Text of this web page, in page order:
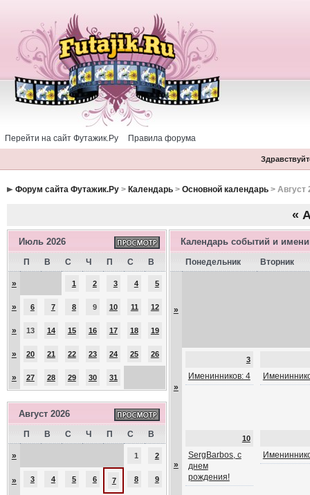
Перейти на сайт Футажик.Ру Правила форума
Форум сайта Футажик.Ру> Календарь> Основной календарь> Август
«
Июль 2026
П В С Ч П С В
» 1 2 3 4 5
» 6 7 8 9 10 11 12
» 13 14 15 16 17 18 19
» 20 21 22 23 24 25 26
» 27 28 29 30 31
Август 2026
П В С Ч П С В
» 1 2
» 3 4 5 6 7 8 9
Календарь событий и
Понедельник Вторник
»
»
3
Именинников: 4
»
10
SergBarbos, с
днем
рождения!